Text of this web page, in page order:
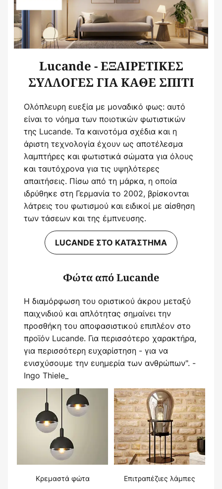
Lucande - ΕΞΑΙΡΕΤΙΚΕΣ
ΣΥΛΛΟΓΕΣ ΓΙΑ ΚΑΘΕ ΣΠΙΤΙ
Ολόπλευρη ευεξία με μοναδικό φως: αυτό
είναι το νόημα των ποιοτικών φωτιστικών
της Lucande. Τα καινοτόμα σχέδια και η
άριστη τεχνολογία έχουν ως αποτέλεσμα
λαμπτήρες και φωτιστικά σώματα για όλους
και ταυτόχρονα για τις υψηλότερες
απαιτήσεις. Πίσω από τη μάρκα, η οποία
ιδρύθηκε στη Γερμανία το 2002, βρίσκονται
λάτρεις του φωτισμού και ειδικοί με αίσθηση
των τάσεων και της έμπνευσης.
LUCANDE ΣΤΟ ΚΑΤΆΣΤΗΜΑ
Φώτα από Lucande
Η διαμόρφωση του οριστικού άκρου μεταξύ
παιχνιδιού και απλότητας σημαίνει την
προσθήκη του αποφασιστικού επιπλέον στο
προϊόν Lucande. Για περισσότερο χαρακτήρα,
για περισσότερη ευχαρίστηση - για να
ενισχύσουμε την ευημερία των ανθρώπων". -
Ingo Thiele_
Κρεμαστά φώτα Επιτραπέζιες λάμπες